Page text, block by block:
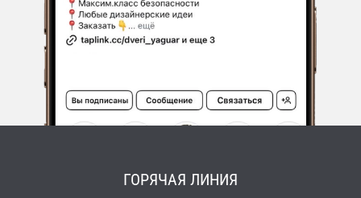
ГОРЯЧАЯ ЛИНИЯ